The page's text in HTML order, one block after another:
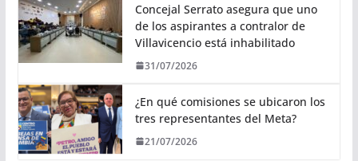
Concejal Serrato asegura que uno
de los aspirantes a contralor de
Villavicencio está inhabilitado
31/07/2026
¿En qué comisiones se ubicaron los
tres representantes del Meta?
21/07/2026